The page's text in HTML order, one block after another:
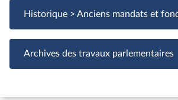
Historique > Anciens mandats et
Archives des travaux parlementaires